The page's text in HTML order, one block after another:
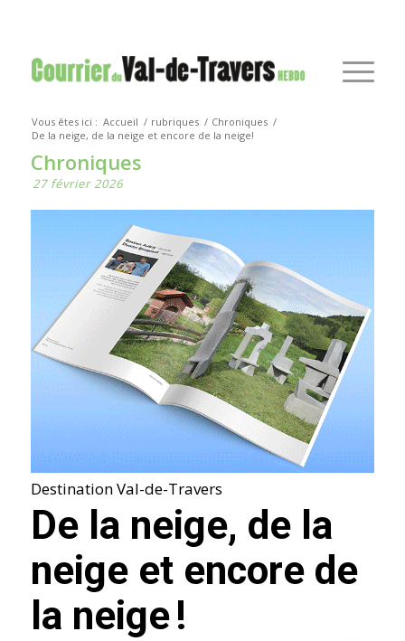
Vous êtes ici : Accueil / rubriques / Chroniques /
De la neige, de la neige et encore de la neige!
Chroniques
27 février 2026
Destination Val-de-Travers
De la neige, de la
neige et encore de
la neige !